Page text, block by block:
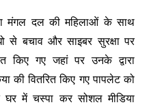
मंगल दल की महिलाओं के साथ
से बचाव और साइबर सुरक्षा पर
किए गए जहां पर उनके द्वारा
की वितरित किए गए पापलेट को
में चस्पा कर सोशल मीडिया